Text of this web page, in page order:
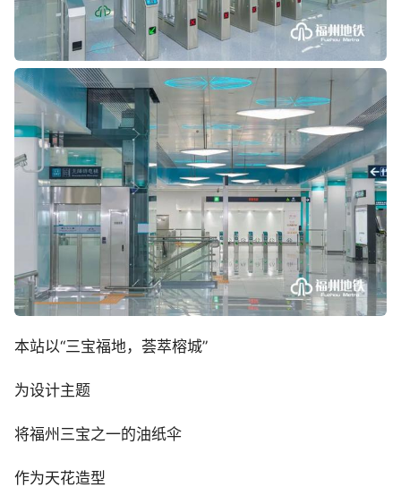
本站以“三宝福地，荟萃榕城”
为设计主题
将福州三宝之一的油纸伞
作为天花造型